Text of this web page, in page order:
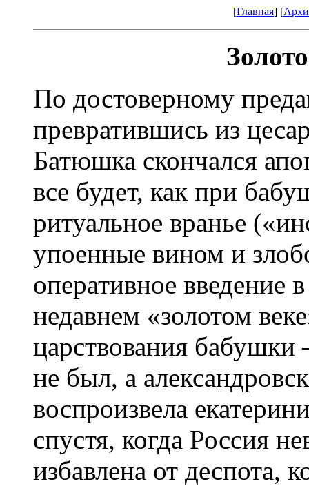
[Главная] [
По достоверному
превратившись из
Батюшка скончался
все будет, как при
ритуальное вранье
упоенные вином и
оперативное введение
недавнем «золотом
царствования
не был, а
воспроизвела
спустя, когда Россия
избавлена от деспота,